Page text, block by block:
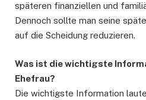
späteren finanziellen und
Dennoch sollte man seine
auf die Scheidung reduzieren.
Was ist die wichtigste
Ehefrau?
Die wichtigste Information